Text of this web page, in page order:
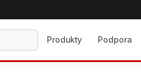
Produkty Podpora